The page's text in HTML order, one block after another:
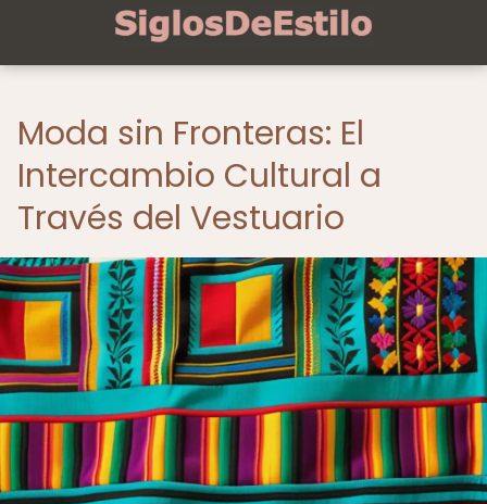
Moda sin Fronteras: El
Intercambio Cultural a
Través del Vestuario